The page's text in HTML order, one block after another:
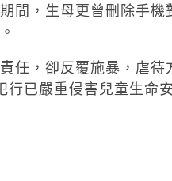
間，生母更曾刪除手機
任，卻反覆施暴，虐待
已嚴重侵害兒童生命